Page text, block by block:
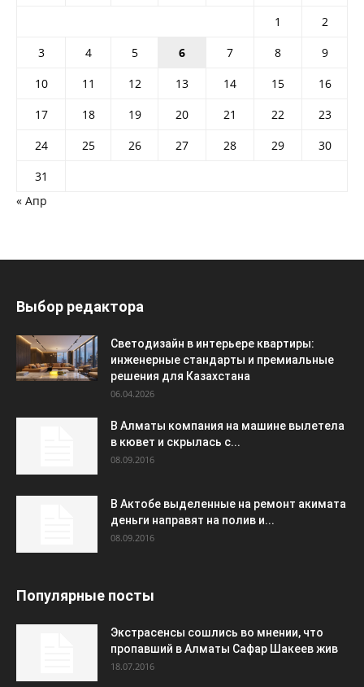
1
2
3
4 5 6 7 8
9
10
11 12 13 14 15
16
17
18 19 20 21 22
23
24
25 26 27 28 29
30
31
« Апр
Выбор редактора
Светодизайн в интерьере квартиры:
инженерные стандарты и премиальные
решения для Казахстана
06.04.2026
В Алматы компания на машине вылетела
в кювет и скрылась с...
08.09.2016
В Актобе выделенные на ремонт акимата
деньги направят на полив и...
08.09.2016
Популярные посты
Экстрасенсы сошлись во мнении, что
пропавший в Алматы Сафар Шакеев жив
18.07.2016